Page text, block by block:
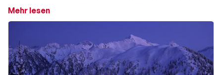
Schladming. Durch den Ort hindurch schlängeln sich
In Rohrmoos findet man vor allem Chalets und kleine
Hotels sowie eine Handvoll Geschäfte und
Mehr lesen